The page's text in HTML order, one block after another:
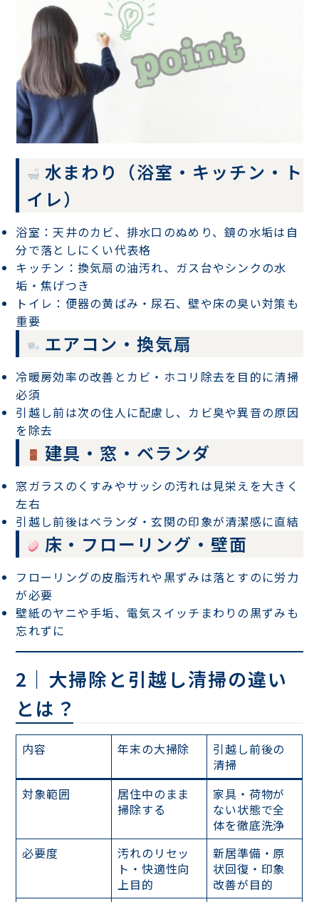
水まわり（浴室・キッチン・ト
イレ）
浴室 ：天井のカビ、排水口のぬめり、鏡の水垢は自
分で落としにくい代表格
キッチン ：換気扇の油汚れ、ガス台やシンクの水
垢・焦げつき
トイレ ：便器の黄ばみ・尿石、壁や床の臭い対策も
重要
エアコン・換気扇
冷暖房効率の改善 と カビ・ホコリ除去を目的に清掃
必須
引越し前は次の住人に配慮し、 カビ臭や異音の原因
を除去
建具・窓・ベランダ
窓ガラスのくすみやサッシの汚れは見栄えを大きく
左右
引越し前後はベランダ・玄関の印象が清潔感に直結
床・フローリング・壁面
フローリングの皮脂汚れや黒ずみは落とすのに労力
が必要
壁紙のヤニや手垢、電気スイッチまわりの黒ずみも
忘れずに
2｜大掃除と引越し清掃の違い
とは？
内容 年末の大掃除
引越し前後の
清掃
対象範囲
居住中のまま
掃除する
家具・荷物が
ない状態で全
体を徹底洗浄
必要度
汚れのリセッ
ト・快適性向
上目的
新居準備・原
状回復・印象
改善が目的